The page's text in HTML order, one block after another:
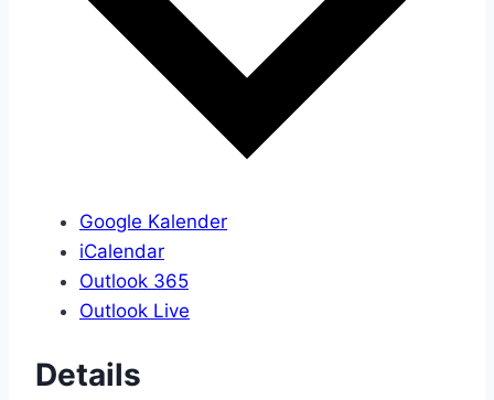
Google Kalender
iCalendar
Outlook 365
Outlook Live
Details